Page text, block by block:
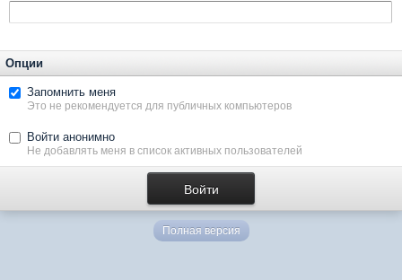
Опции
Запомнить меня
Это не рекомендуется для публичных компьютеров
Войти анонимно
Не добавлять меня в список активных пользователей
Полная версия